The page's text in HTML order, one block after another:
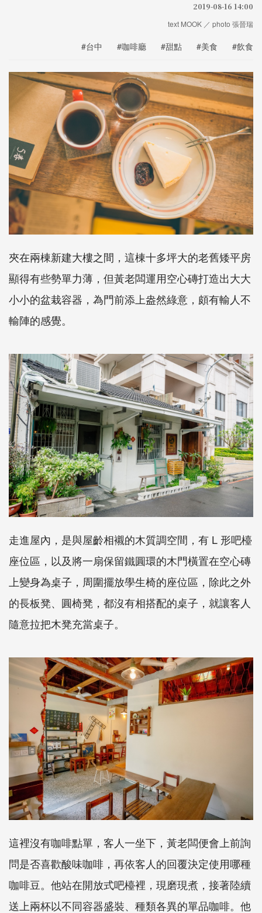
2019-08-16 14:00
text MOOK ／ photo 張晉瑞
#台中 #咖啡廳 #甜點 #美食 #飲食
夾在兩棟新建大樓之間，這棟十多坪大的老舊矮平房
顯得有些勢單力薄，但黃老闆運用空心磚打造出大大
小小的盆栽容器，為門前添上盎然綠意，頗有輸人不
輸陣的感覺。
走進屋內，是與屋齡相襯的木質調空間，有 L 形吧檯
座位區，以及將一扇保留鐵圓環的木門橫置在空心磚
上變身為桌子，周圍擺放學生椅的座位區，除此之外
的長板凳、圓椅凳，都沒有相搭配的桌子，就讓客人
隨意拉把木凳充當桌子。
這裡沒有咖啡點單，客人一坐下，黃老闆便會上前詢
問是否喜歡酸味咖啡，再依客人的回覆決定使用哪種
咖啡豆。他站在開放式吧檯裡，現磨現煮，接著陸續
送上兩杯以不同容器盛裝、種類各異的單品咖啡。他